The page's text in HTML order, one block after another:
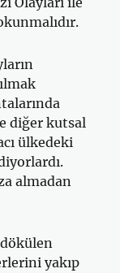
diğer kutsal
ülkedeki
almadan
yakıp